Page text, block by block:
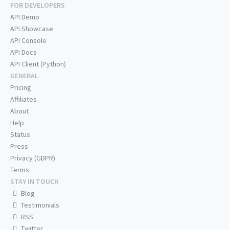
FOR DEVELOPERS
API Demo
API Showcase
API Console
API Docs
API Client (Python)
GENERAL
Pricing
Affiliates
About
Help
Status
Press
Privacy (GDPR)
Terms
STAY IN TOUCH
Blog
Testimonials
RSS